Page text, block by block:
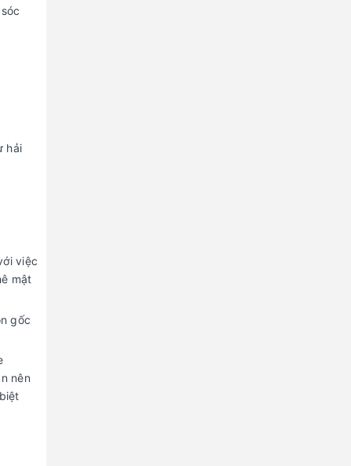
hải
việc
mật
gốc
nên